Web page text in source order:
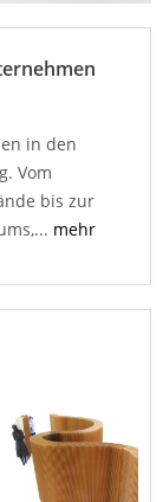
in den
Vom
bis zur
mehr